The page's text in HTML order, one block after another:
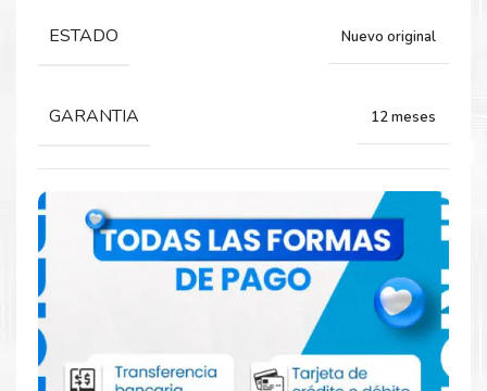
Comprar Tóner HP 659A Cian para
impresora HP M856dn 751
ESTADO Nuevo original
GARANTIA 12 meses